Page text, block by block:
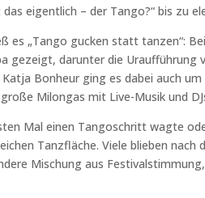
das eigentlich – der Tango?“ bis zu
es „Tango gucken statt tanzen“:
gezeigt, darunter die Uraufführung
Bonheur ging es dabei auch
Milongas mit Live-Musik und
Mal einen Tangoschritt wagte
Tanzfläche. Viele blieben
Mischung aus